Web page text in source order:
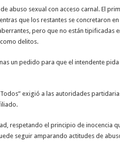
abuso sexual con acceso carnal. El
que los restantes se concretaron en
pero que no están tipificadas
delitos.
un pedido para que el intendente pida
exigió a las autoridades
respetando el principio de inocencia
seguir amparando actitudes de